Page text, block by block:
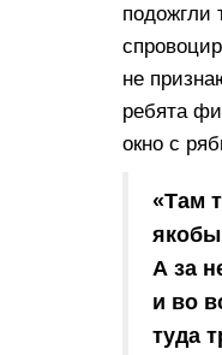
подожгли
не
ребята
окно с
«Там
якобы
А за
и во
туда